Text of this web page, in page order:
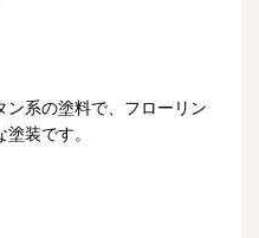
系の塗料で、フローリン
装です。